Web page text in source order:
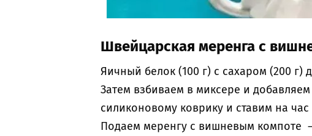
Швейцарская меренга с
Яичный белок (100 г) с сахаром (200
Затем взбиваем в миксере и
силиконовому коврику и ставим на
Подаем меренгу с вишневым компоте